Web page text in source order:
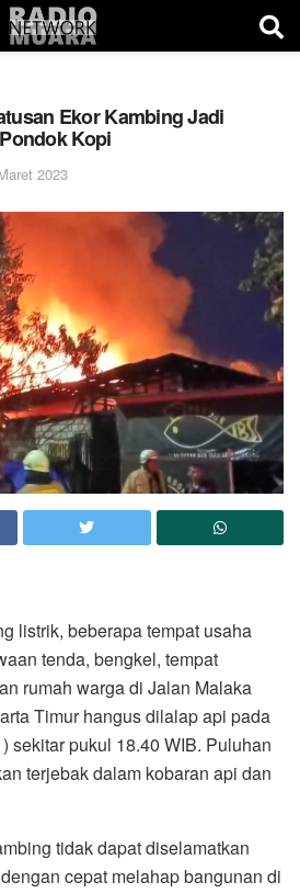
Ekor Kambing Jadi
Kopi
2023
listrik, beberapa tempat usaha
tenda, bengkel, tempat
rumah warga di Jalan Malaka
Timur hangus dilalap api pada
sekitar pukul 18.40 WIB. Puluhan
terjebak dalam kobaran api dan
tidak dapat diselamatkan
cepat melahap bangunan di